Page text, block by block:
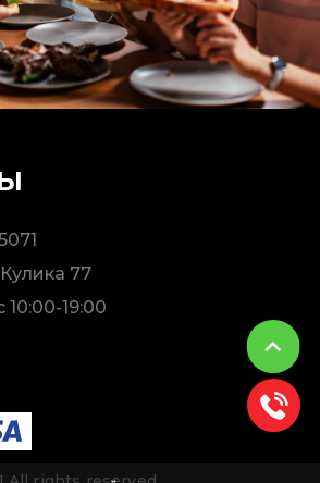
77
19:00